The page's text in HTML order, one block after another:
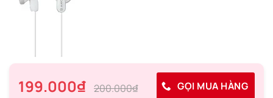
199.000₫ 200.000₫ GỌI MUA HÀNG